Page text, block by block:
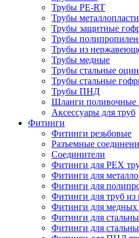
Трубы PE-RT
Трубы
Трубы защитные
Трубы
Трубы из
Трубы медные
Трубы стальные
Трубы стальные
Трубы ПНД
Шланги поливочные
Аксессуары для труб
Фитинги
Фитинги резьбовые
Разъемные
Соединители
Фитинги для PEX
Фитинги для
Фитинги для
Фитинги для труб
Фитинги для медных
Фитинги для
Фитинги для